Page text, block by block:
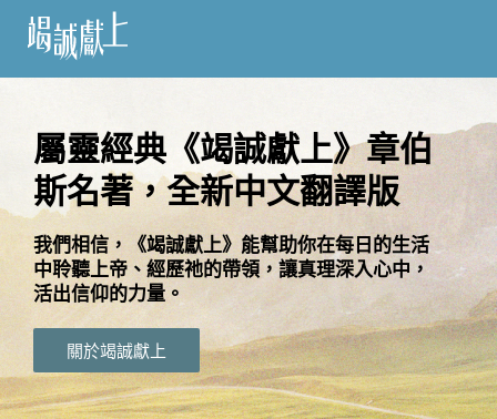
閱
語
言
關
於
竭
誠
獻
上
屬靈經典《竭誠獻上》章伯
斯名著，全新中文翻譯版
我們相信，《竭誠獻上》能幫助你在每日的生活
中聆聽上帝、經歷祂的帶領，讓真理深入心中，
活出信仰的力量。
關於竭誠獻上